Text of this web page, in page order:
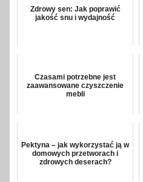
Zdrowy sen: Jak poprawić
jakość snu i wydajność
Czasami potrzebne jest
zaawansowane czyszczenie
mebli
Pektyna – jak wykorzystać ją w
domowych przetworach i
zdrowych deserach?